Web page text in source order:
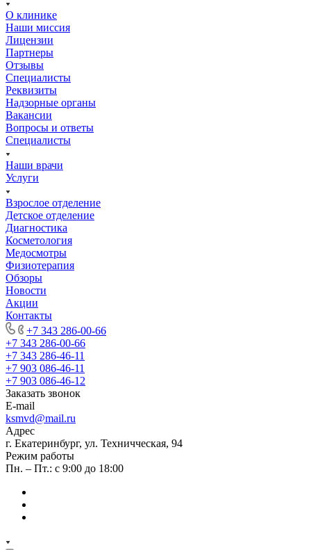
О клинике
Наши миссия
Лицензии
Партнеры
Отзывы
Специалисты
Реквизиты
Надзорные органы
Вакансии
Вопросы и ответы
Специалисты
Наши врачи
Услуги
Взрослое отделение
Детское отделение
Диагностика
Косметология
Медосмотры
Физиотерапия
Обзоры
Новости
Акции
Контакты
+7 343 286-00-66
+7 343 286-00-66
+7 343 286-46-11
+7 903 086-46-11
+7 903 086-46-12
Заказать звонок
E-mail
ksmvd@mail.ru
Адрес
г. Екатеринбург, ул. Техничческая, 94
Режим работы
Пн. – Пт.: с 9:00 до 18:00